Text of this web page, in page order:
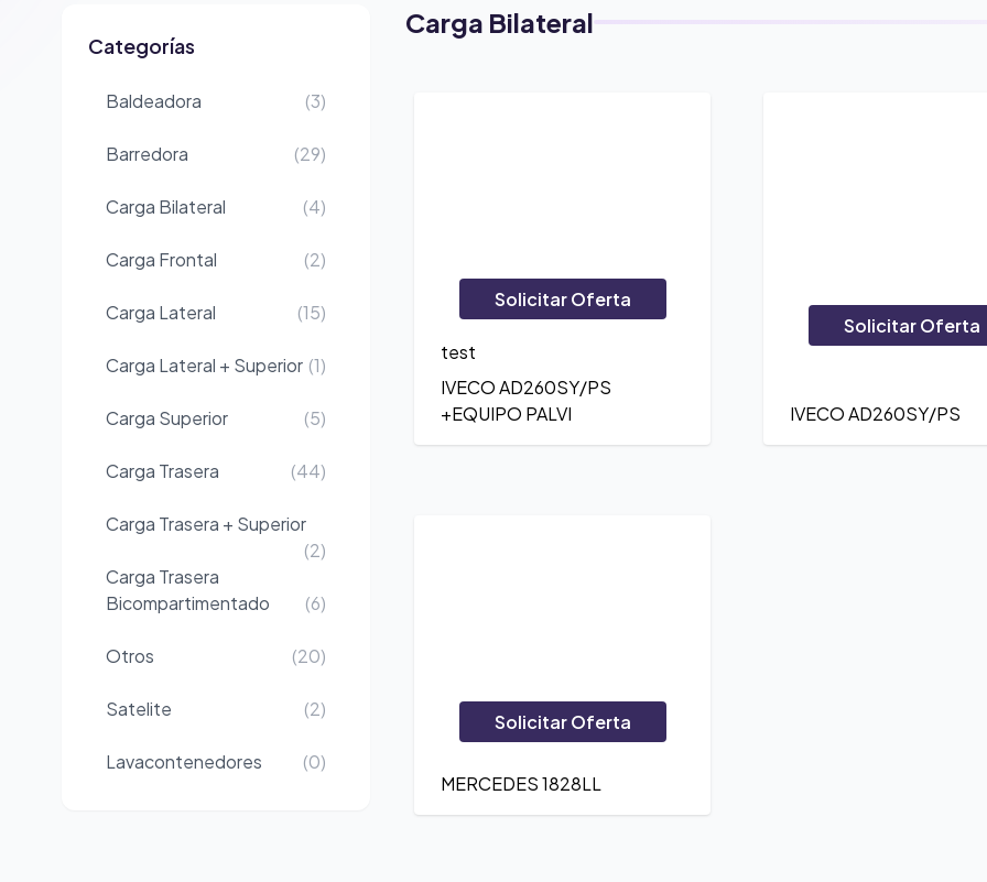
Categorías
Baldeadora (3)
Barredora (29)
Carga Bilateral (4)
Carga Frontal (2)
Carga Lateral (15)
Carga Lateral + Superior (1)
Carga Superior (5)
Carga Trasera (44)
Carga Trasera + Superior
(2)
Carga Trasera
Bicompartimentado
(6)
Otros (20)
Satelite (2)
Lavacontenedores (0)
Carga Bilateral
Solicitar Oferta
test
IVECO AD260SY/PS
+EQUIPO PALVI
Solicitar Oferta
IVECO AD260SY/PS
Solicitar Oferta
MERCEDES 1828LL